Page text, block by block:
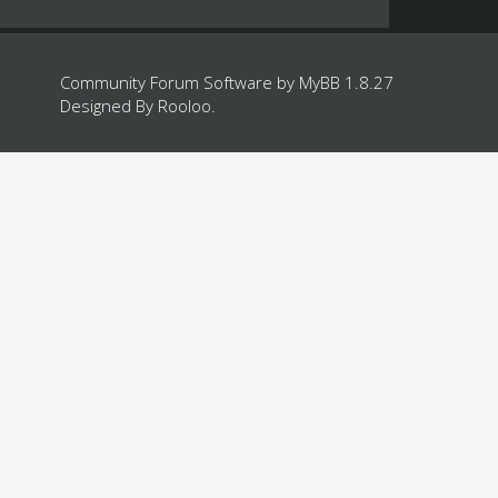
Community Forum Software by MyBB 1.8.27
Designed By Rooloo.